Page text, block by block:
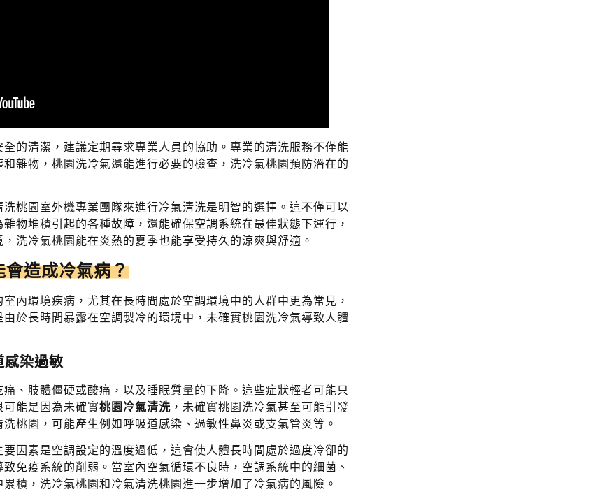
的清潔，建議定期尋求專業人員的協助。專業的清洗服務不僅能
雜物，桃園洗冷氣還能進行必要的檢查，洗冷氣桃園預防潛在的
洗桃園室外機專業團隊來進行冷氣清洗是明智的選擇。這不僅可以
物堆積引起的各種故障，還能確保空調系統在最佳狀態下運行，
洗冷氣桃園能在炎熱的夏季也能享受持久的涼爽與舒適。
會造成冷氣病？
內環境疾病，尤其在長時間處於空調環境中的人群中更為常見，
於長時間暴露在空調製冷的環境中，未確實桃園洗冷氣導致人體
感染過敏
、肢體僵硬或酸痛，以及睡眠質量的下降。這些症狀輕者可能只
能是因為未確實桃園冷氣清洗 ，未確實桃園洗冷氣甚至可能引發
桃園，可能產生例如呼吸道感染、過敏性鼻炎或支氣管炎等。
因素是空調設定的溫度過低，這會使人體長時間處於過度冷卻的
致免疫系統的削弱。當室內空氣循環不良時，空調系統中的細菌、
積，洗冷氣桃園和冷氣清洗桃園進一步增加了冷氣病的風險。